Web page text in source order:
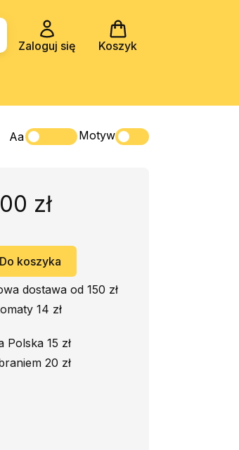
Zaloguj się Koszyk
Aa Motyw
zł
Do koszyka
dostawa od 150 zł
14 zł
Polska 15 zł
20 zł